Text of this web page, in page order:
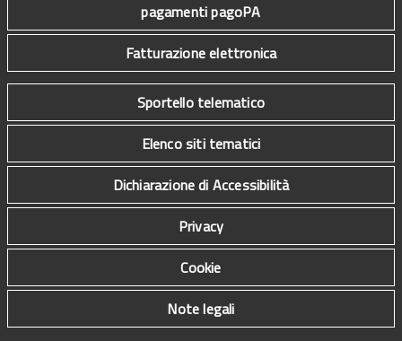
pagamenti pagoPA
Fatturazione elettronica
Sportello telematico
Elenco siti tematici
Dichiarazione di Accessibilità
Privacy
Cookie
Note legali